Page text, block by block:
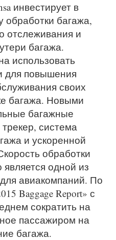
инвестирует в
обработки багажа,
отслеживания и
багажа.
использовать
для повышения
своих
багажа. Новыми
багажные
система
и ускоренной
обработки
одной из
авиакомпаний. По
Baggage Report» с
сократить на
пассажиром на
багажа.